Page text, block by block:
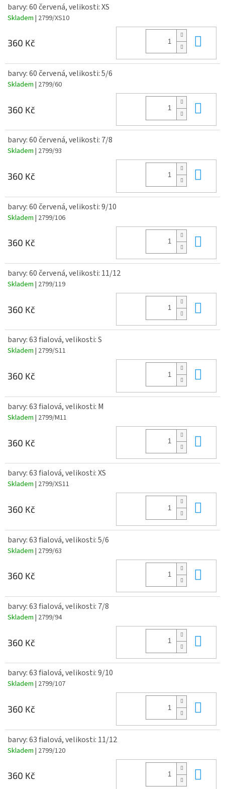
barvy: 60 červená, velikosti: XS
Skladem | 2799/XS10
360 Kč
barvy: 60 červená, velikosti: 5/6
Skladem | 2799/60
360 Kč
barvy: 60 červená, velikosti: 7/8
Skladem | 2799/93
360 Kč
barvy: 60 červená, velikosti: 9/10
Skladem | 2799/106
360 Kč
barvy: 60 červená, velikosti: 11/12
Skladem | 2799/119
360 Kč
barvy: 63 fialová, velikosti: S
Skladem | 2799/S11
360 Kč
barvy: 63 fialová, velikosti: M
Skladem | 2799/M11
360 Kč
barvy: 63 fialová, velikosti: XS
Skladem | 2799/XS11
360 Kč
barvy: 63 fialová, velikosti: 5/6
Skladem | 2799/63
360 Kč
barvy: 63 fialová, velikosti: 7/8
Skladem | 2799/94
360 Kč
barvy: 63 fialová, velikosti: 9/10
Skladem | 2799/107
360 Kč
barvy: 63 fialová, velikosti: 11/12
Skladem | 2799/120
360 Kč